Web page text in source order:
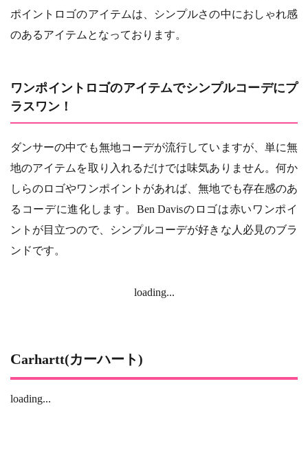
ポイントロゴのアイテムは、シンプルさの中におしゃれ感
のあるアイテムとなっております。
ワンポイントロゴのアイテムでシンプルコーデにプ
ラスワン！
ダンサーの中でも無地コーデが流行していますが、単に無
地のアイテムを取り入れるだけでは味気ありません。何か
しらのロゴやワンポイントがあれば、無地でも存在感のあ
るコーデに進化します。Ben Davisのロゴは赤いワンポイ
ントが目立つので、シンプルコーデが好きな人必見のブラ
ンドです。
loading...
Carhartt(カーハート)
loading...